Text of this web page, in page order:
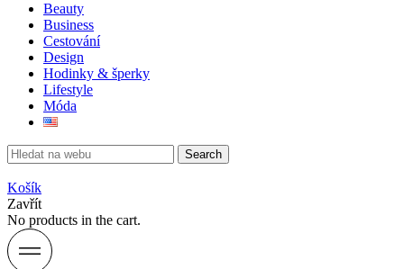
Beauty
Business
Cestování
Design
Hodinky & šperky
Lifestyle
Móda
Search
Košík
Zavřít
No products in the cart.